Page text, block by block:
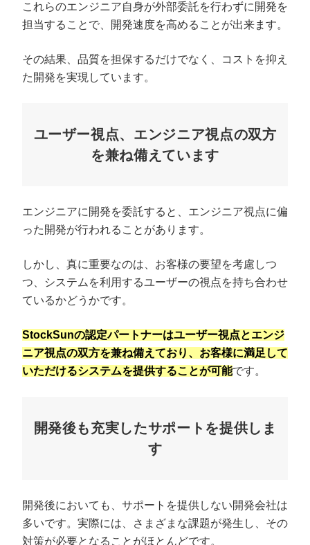
これらのエンジニア自身が外部委託を行わずに開発を
担当することで、開発速度を高めることが出来ます。
その結果、品質を担保するだけでなく、コストを抑え
た開発を実現しています。
ユーザー視点、エンジニア視点の双方
を兼ね備えています
エンジニアに開発を委託すると、エンジニア視点に偏
った開発が行われることがあります。
しかし、真に重要なのは、お客様の要望を考慮しつ
つ、システムを利用するユーザーの視点を持ち合わせ
ているかどうかです。
StockSunの認定パートナーはユーザー視点とエンジ
ニア視点の双方を兼ね備えており、お客様に満足して
いただけるシステムを提供することが可能です。
開発後も充実したサポートを提供しま
す
開発後においても、サポートを提供しない開発会社は
多いです。実際には、さまざまな課題が発生し、その
対策が必要となることがほとんどです。